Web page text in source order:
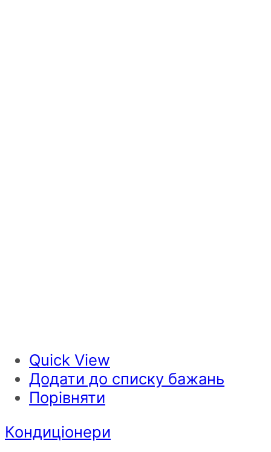
Quick View
Додати до списку бажань
Порівняти
Кондиціонери